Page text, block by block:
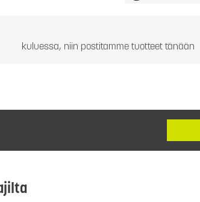
kuluessa, niin postitamme tuotteet tänään